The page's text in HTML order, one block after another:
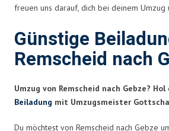
freuen uns darauf, dich bei deinem
Günstige
Remscheid nach
Umzug von Remscheid nach Gebze?
Beiladung mit Umzugsmeister
Du möchtest von Remscheid nach Gebze